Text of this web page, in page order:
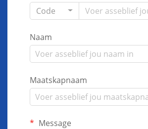
Code
Naam
Maatskapnaam
Message